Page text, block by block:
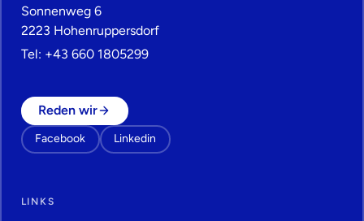
Sonnenweg 6
2223 Hohenruppersdorf
Tel: +43 660 1805299
Reden wir
Facebook Linkedin
LINKS